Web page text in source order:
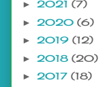
► 2021 (7)
► 2020 (6)
► 2019 (12)
► 2018 (20)
► 2017 (18)